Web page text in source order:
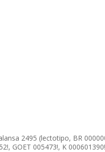
2495 (lectotipo, BR
GOET 005473!, K